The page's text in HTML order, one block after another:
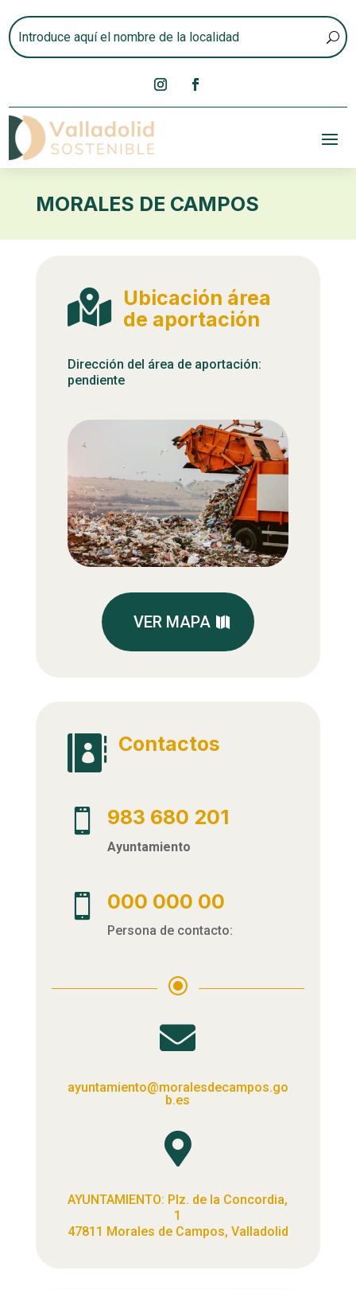
MORALES DE CAMPOS
 Ubicación área
de aportación
Dirección del área de aportación:
pendiente
VER MAPA
 Contactos
 983 680 201
Ayuntamiento
 000 000 00
Persona de contacto:
\

ayuntamiento@moralesdecampos.go
b.es

AYUNTAMIENTO: Plz. de la Concordia,
1
47811 Morales de Campos, Valladolid